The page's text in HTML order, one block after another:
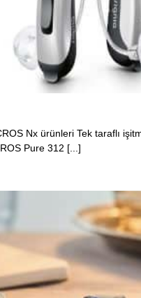
Nx ürünleri Tek taraflı
Pure 312 [...]